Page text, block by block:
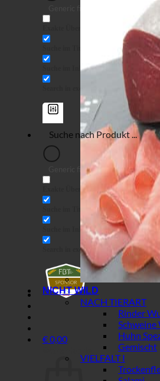
Suche im Inhalt
Generic filters
Exakte Übereinstimmung
Suche im Inhalt
Search in excerpt
€0,00
NICHT WILD
NACH TIERART
Rinder
Huhn
Gemischt
VIELFALT I